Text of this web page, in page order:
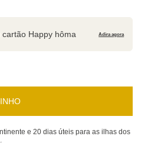
cartão Happy hôma Adira agora
e 20 dias úteis para as ilhas dos